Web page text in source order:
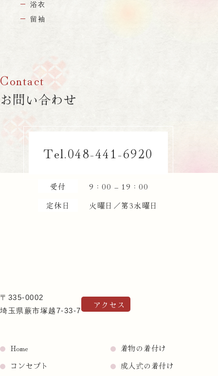
浴衣
留袖
お問い合わせ
048-441-6920
受付
9：00 – 19：00
定休日
火曜日／第3水曜日
〒335-0002
埼玉県蕨市塚越7-33-7
アクセス
Home
コンセプト
着物の着付け
成人式の着付け